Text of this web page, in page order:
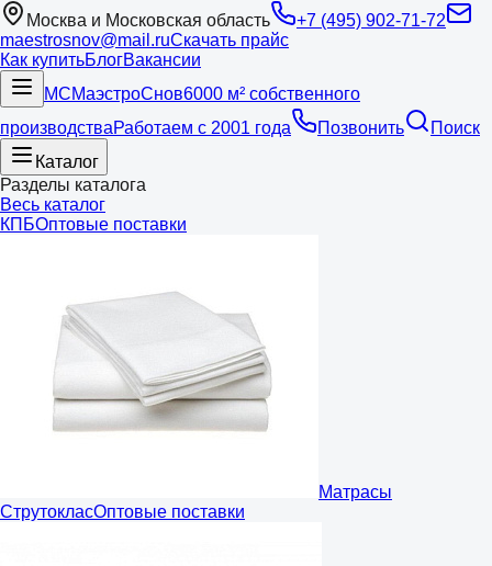
Москва и Московская область
+7 (495) 902-71-72
maestrosnov@mail.ruСкачать прайс
Как купитьБлогВакансии
МСМаэстроСнов6000 м² собственного
производстваРаботаем с 2001 года Позвонить
Поиск
Каталог
Разделы каталога
Весь каталог
КПБОптовые поставки
Матрасы
СтрутокласОптовые поставки